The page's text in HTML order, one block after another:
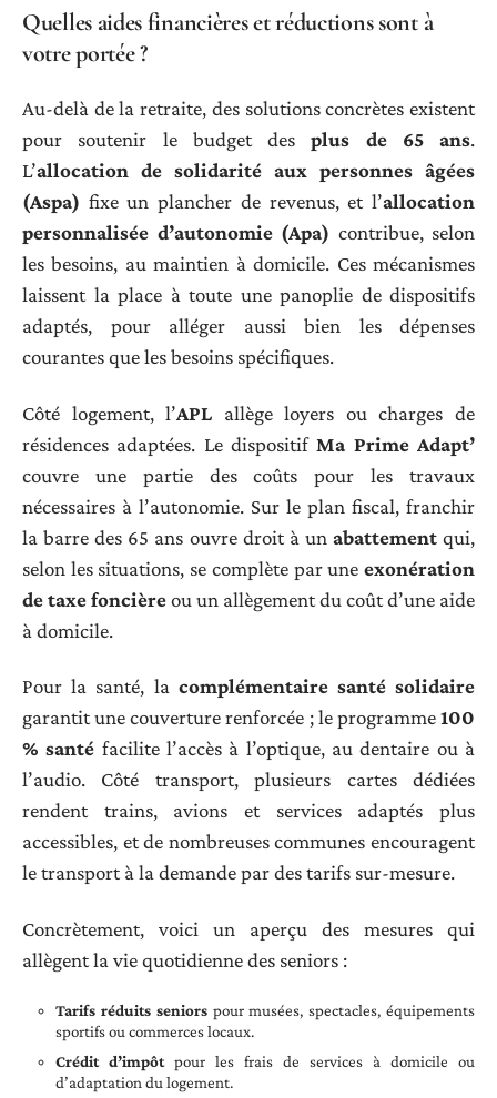
Quelles aides financières et réductions sont à
votre portée ?
Au-delà de la retraite, des solutions concrètes existent
pour soutenir le budget desplus de 65 ans.
L’allocation de solidarité aux personnes âgées
(Aspa) fixe un plancher de revenus, et l’allocation
personnalisée d’autonomie (Apa) contribue, selon
les besoins, au maintien à domicile. Ces mécanismes
laissent la place à toute une panoplie de dispositifs
adaptés, pour alléger aussi bien les dépenses
courantes que les besoins spécifiques.
Côté logement, l’APL allège loyers ou charges de
résidences adaptées. Le dispositifMa Prime Adapt’
couvre une partie des coûts pour les travaux
nécessaires à l’autonomie. Sur le plan fiscal, franchir
la barre des 65 ans ouvre droit à un abattementqui,
selon les situations, se complète par une exonération
de taxe foncièreou un allègement du coût d’une aide
à domicile.
Pour la santé, la complémentaire santé solidaire
garantit une couverture renforcée ; le programme100
% santé facilite l’accès à l’optique, au dentaire ou à
l’audio. Côté transport, plusieurs cartes dédiées
rendent trains, avions et services adaptés plus
accessibles, et de nombreuses communes encouragent
le transport à la demande par des tarifs sur-mesure.
Concrètement, voici un aperçu des mesures qui
allègent la vie quotidienne des seniors :
Tarifs réduits seniorspour musées, spectacles, équipements
sportifs ou commerces locaux.
Crédit d’impôtpour les frais de services à domicile ou
d’adaptation du logement.